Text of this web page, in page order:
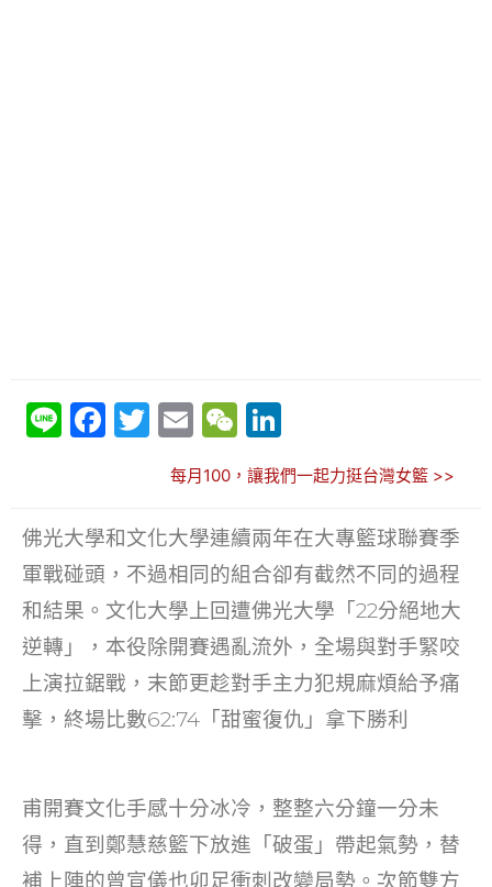
Li F
e
b
o
o
k
T
itt
er
E
ai
l
W
C
h
at
k
e
dI
n
每月100，讓我們一起力挺台灣女籃 >>
佛光大學和文化大學連續兩年在大專籃球聯賽季
軍戰碰頭，不過相同的組合卻有截然不同的過程
和結果。文化大學上回遭佛光大學「22分絕地大
逆轉」，本役除開賽遇亂流外，全場與對手緊咬
上演拉鋸戰，末節更趁對手主力犯規麻煩給予痛
擊，終場比數62:74「甜蜜復仇」拿下勝利
甫開賽文化手感十分冰冷，整整六分鐘一分未
得，直到鄭慧慈籃下放進「破蛋」帶起氣勢，替
補上陣的曾宣儀也卯足衝刺改變局勢。次節雙方